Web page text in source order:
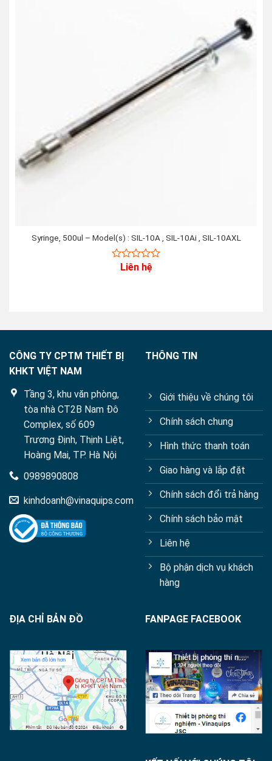
Syringe, 500ul – Model(s) : SIL-10A , SIL-10Ai , SIL-10AXL
Liên hệ
CÔNG TY CPTM THIẾT BỊ
KHKT VIỆT NAM
Tầng 3, khu văn phòng,
tòa nhà CT2B Nam Đô
Complex, số 609
Trương Định, Thịnh Liệt,
Hoàng Mai, TP. Hà Nội
0989890808
kinhdoanh@vinaquips.com
THÔNG TIN
Giới thiệu về chúng tôi
Chính sách chung
Hình thức thanh toán
Giao hàng và lắp đặt
Chính sách đổi trả hàng
Chính sách bảo mật
Liên hệ
Bộ phận dịch vụ khách
hàng
ĐỊA CHỈ BẢN ĐỒ FANPAGE FACEBOOK